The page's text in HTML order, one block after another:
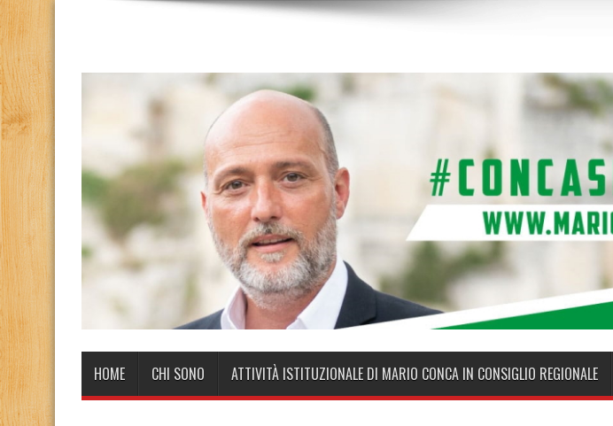
HOME CHI SONO ATTIVITÀ ISTITUZIONALE DI MARIO CONCA IN CONSIGLIO REGIONALE